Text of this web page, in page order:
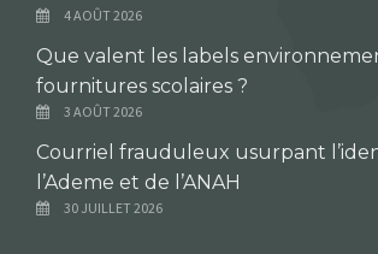
4 AOÛT 2026
Que valent les labels
fournitures scolaires ?
3 AOÛT 2026
Courriel frauduleux usurpant
l’Ademe et de l’ANAH
30 JUILLET 2026